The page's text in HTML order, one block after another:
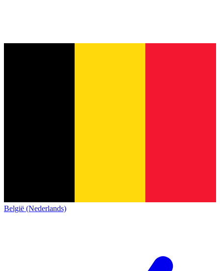
België (Nederlands)